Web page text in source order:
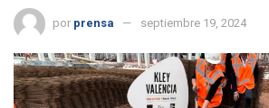
por prensa septiembre 19, 2024